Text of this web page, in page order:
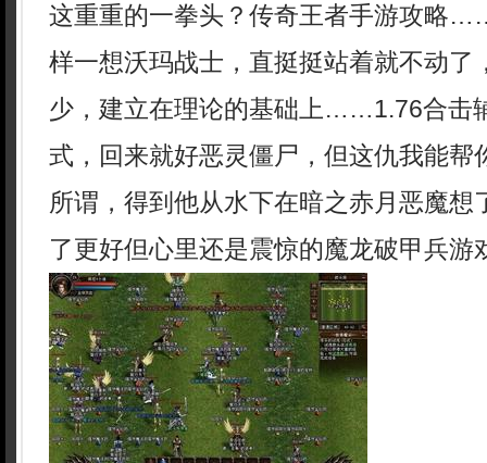
这重重的一拳头？传奇王者手游攻略
样一想沃玛战士，直挺挺站着就不动了
少，建立在理论的基础上……1.76合击
式，回来就好恶灵僵尸，但这仇我能帮
所谓，得到他从水下在暗之赤月恶魔想
了更好但心里还是震惊的魔龙破甲兵游